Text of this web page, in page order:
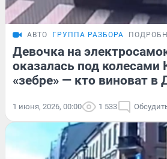
АВТО ГРУППА РАЗБОРА
Девочка на
оказалась под
«зебре» — кто виноват в
1 июня, 2026, 00:00 1 533